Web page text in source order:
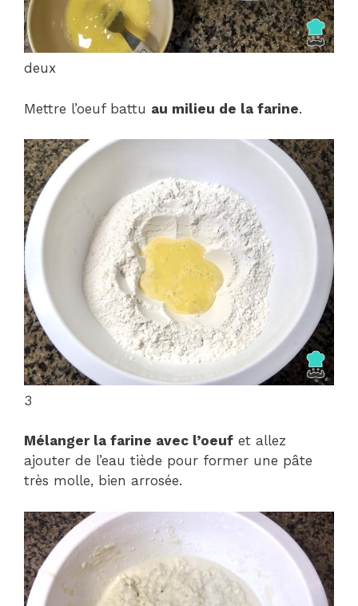
deux
Mettre l’oeuf battu au milieu de la farine.
3
Mélanger la farine avec l’oeuf et allez
ajouter de l’eau tiède pour former une pâte
très molle, bien arrosée.